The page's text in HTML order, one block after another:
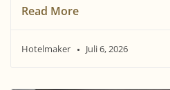
Read More
Hotelmaker Juli 6, 2026